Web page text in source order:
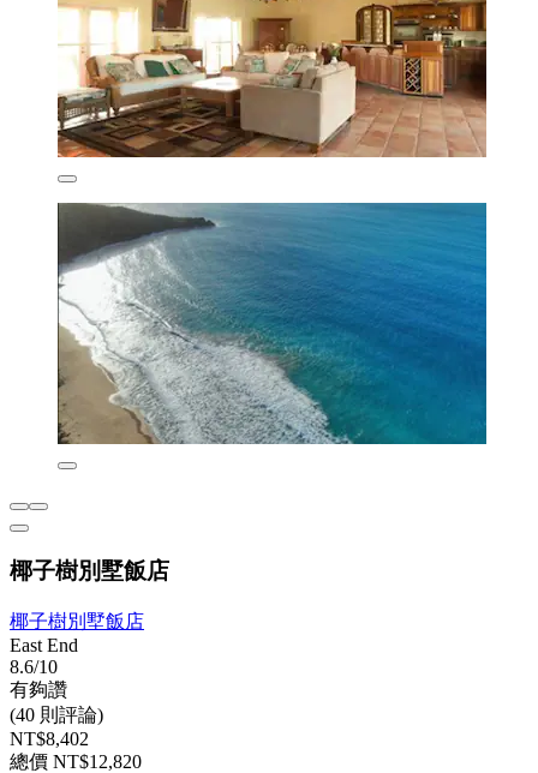
椰子樹別墅飯店
椰子樹別墅飯店
East End
8.6/10
有夠讚
(40 則評論)
NT$8,402
總價 NT$12,820